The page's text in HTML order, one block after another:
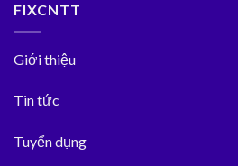
FIXCNTT
Giới thiệu
Tin tức
Tuyển dụng